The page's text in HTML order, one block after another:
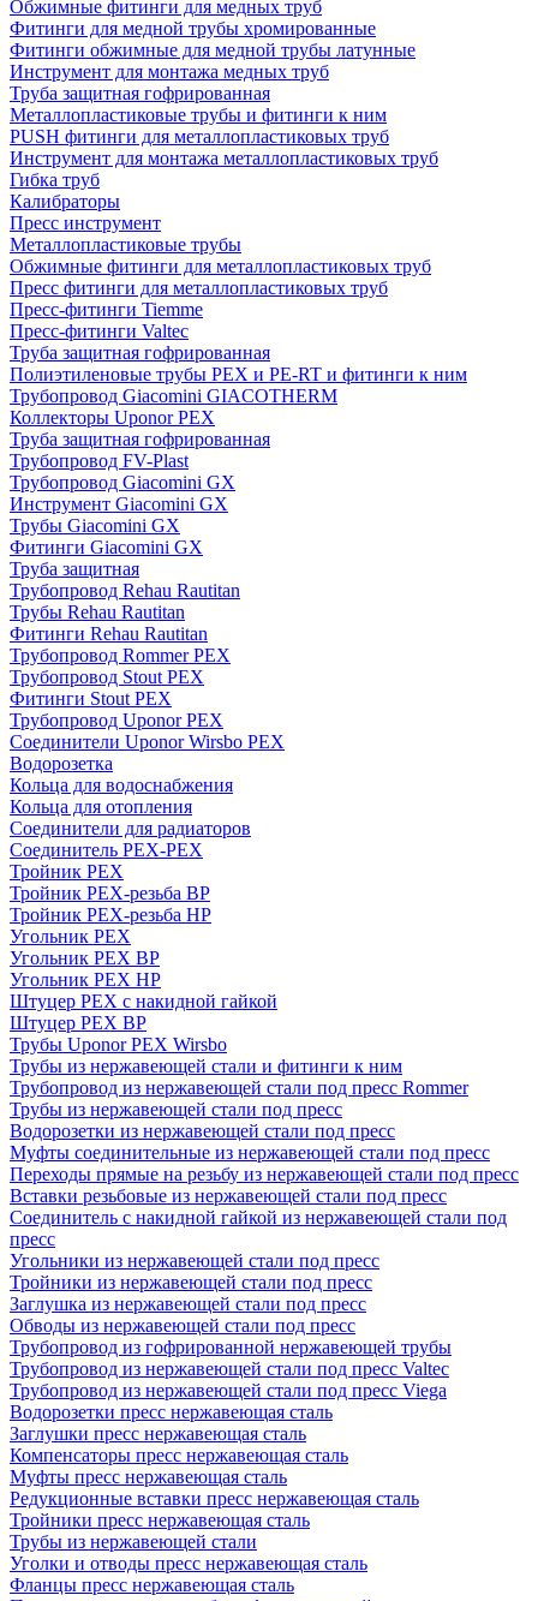
Обжимные фитинги для медных труб
Фитинги для медной трубы хромированные
Фитинги обжимные для медной трубы латунные
Инструмент для монтажа медных труб
Труба защитная гофрированная
Металлопластиковые трубы и фитинги к ним
PUSH фитинги для металлопластиковых труб
Инструмент для монтажа металлопластиковых труб
Гибка труб
Калибраторы
Пресс инструмент
Металлопластиковые трубы
Обжимные фитинги для металлопластиковых труб
Пресс фитинги для металлопластиковых труб
Пресс-фитинги Tiemme
Пресс-фитинги Valtec
Труба защитная гофрированная
Полиэтиленовые трубы PEX и PE-RT и фитинги к ним
Трубопровод Giacomini GIACOTHERM
Коллекторы Uponor PEX
Труба защитная гофрированная
Трубопровод FV-Plast
Трубопровод Giacomini GX
Инструмент Giacomini GX
Трубы Giacomini GX
Фитинги Giacomini GX
Труба защитная
Трубопровод Rehau Rautitan
Трубы Rehau Rautitan
Фитинги Rehau Rautitan
Трубопровод Rommer PEX
Трубопровод Stout PEX
Фитинги Stout PEX
Трубопровод Uponor PEX
Соединители Uponor Wirsbo PEX
Водорозетка
Кольца для водоснабжения
Кольца для отопления
Соединители для радиаторов
Соединитель PEX-PEX
Тройник PEX
Тройник PEX-резьба ВР
Тройник PEX-резьба НР
Угольник PEX
Угольник PEX ВР
Угольник PEX НР
Штуцер PEX c накидной гайкой
Штуцер PEX ВР
Трубы Uponor PEX Wirsbo
Трубы из нержавеющей стали и фитинги к ним
Трубопровод из нержавеющей стали под пресс Rommer
Трубы из нержавеющей стали под пресс
Водорозетки из нержавеющей стали под пресс
Муфты соединительные из нержавеющей стали под пресс
Переходы прямые на резьбу из нержавеющей стали под пресс
Вставки резьбовые из нержавеющей стали под пресс
Соединитель с накидной гайкой из нержавеющей стали под
пресс
Угольники из нержавеющей стали под пресс
Тройники из нержавеющей стали под пресс
Заглушка из нержавеющей стали под пресс
Обводы из нержавеющей стали под пресс
Трубопровод из гофрированной нержавеющей трубы
Трубопровод из нержавеющей стали под пресс Valtec
Трубопровод из нержавеющей стали под пресс Viega
Водорозетки пресс нержавеющая сталь
Заглушки пресс нержавеющая сталь
Компенсаторы пресс нержавеющая сталь
Муфты пресс нержавеющая сталь
Редукционные вставки пресс нержавеющая сталь
Тройники пресс нержавеющая сталь
Трубы из нержавеющей стали
Уголки и отводы пресс нержавеющая сталь
Фланцы пресс нержавеющая сталь